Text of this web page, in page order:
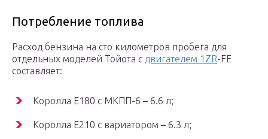
Потребление топлива
Расход бензина на сто километров пробега для
отдельных моделей Тойота с двигателем 1ZR-FE
составляет:
Королла Е180 с МКПП-6 – 6.6 л;
Королла Е210 с вариатором – 6.3 л;